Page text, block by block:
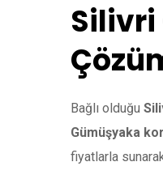
Silivri
Bağlı olduğu
Gümüşyaka
fiyatlarla